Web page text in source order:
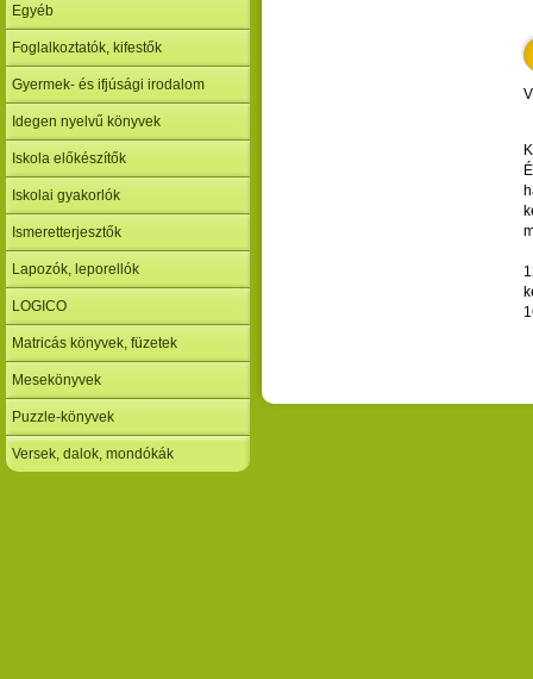
Egyéb
Foglalkoztatók, kifestők
Gyermek- és ifjúsági irodalom
Idegen nyelvű könyvek
Iskola előkészítők
Iskolai gyakorlók
Ismeretterjesztők
Lapozók, leporellók
LOGICO
Matricás könyvek, füzetek
Mesekönyvek
Puzzle-könyvek
Versek, dalok, mondókák